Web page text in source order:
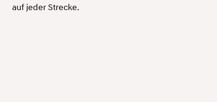
auf jeder Strecke.